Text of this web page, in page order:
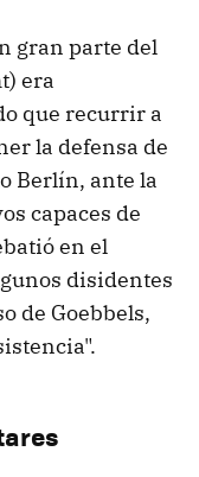
gran parte del
era
que recurrir a
la defensa de
Berlín, ante la
capaces de
en el
disidentes
de Goebbels,